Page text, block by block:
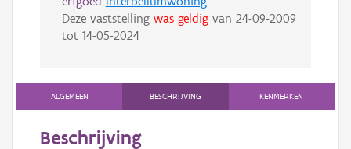
Deze vaststelling was geldigvan 24-09-2009
tot 14-05-2024
ALGEMEEN BESCHRIJVING KENMERKEN
Beschrijving